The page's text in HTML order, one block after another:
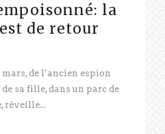
la
de retour
de l’ancien espion
sa fille, dans un parc de
réveille...